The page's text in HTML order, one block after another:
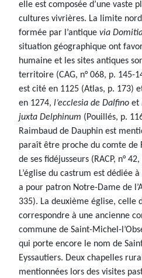
elle est composée d’une vaste
cultures vivrières. La limite
formée par l’antique via
situation géographique ont
humaine et les sites antiques
territoire (CAG, n° 068, p. 145-
est cité en 1125 (Atlas, p. 173)
en 1274, l’ecclesia de Dalfino et
juxta Delphinum (Pouillés, p.
Raimbaud de Dauphin est
paraît être proche du comte de
de ses fidéjusseurs (RACP, n°
L’église du castrum est dédiée
a pour patron Notre-Dame de
335). La deuxième église, celle
correspondre à une ancienne
commune de Saint-Michel-
qui porte encore le nom de
Eyssautiers. Deux chapelles
mentionnées lors des visites